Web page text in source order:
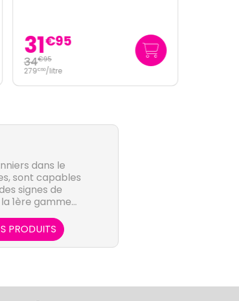
31€95
34€95
279€60/litre
dans le
sont capables
signes de
1ère gamme
PRODUITS